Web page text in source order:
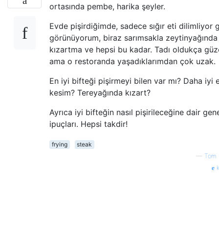
ortasında pembe, harika şeyler.
Evde pişirdiğimde, sadece sığır eti dilimliyor
görünüyorum, biraz sarımsakla zeytinyağında
kızartma ve hepsi bu kadar. Tadı oldukça
ama o restoranda yaşadıklarımdan çok uzak.
En iyi bifteği pişirmeyi bilen var mı? Daha iyi
kesim? Tereyağında kızart?
Ayrıca iyi bifteğin nasıl pişirileceğine dair
ipuçları. Hepsi takdir!
frying
steak
— Tom